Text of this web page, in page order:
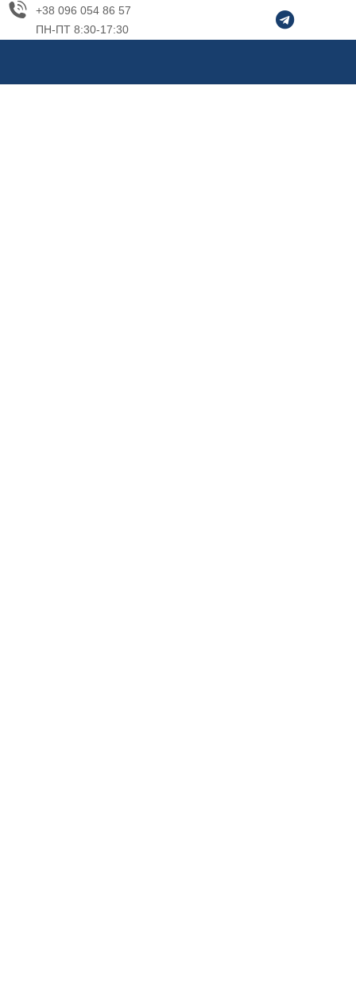
+38 096 054 86 57
ПН-ПТ 8:30-17:30